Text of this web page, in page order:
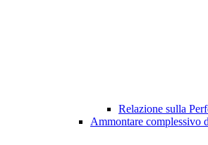
Relazione sulla
Ammontare complessivo